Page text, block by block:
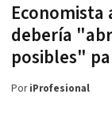
Economista
debería
posibles"
PoriProfesional